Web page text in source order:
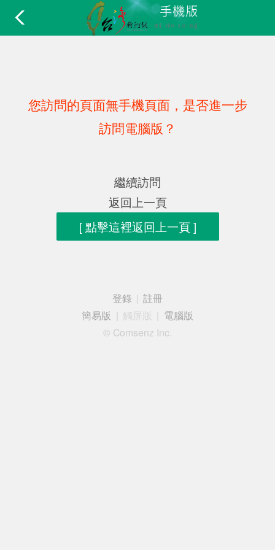
您訪問的頁面無手機頁面，是否進一步
訪問電腦版？
繼續訪問
返回上一頁
[ 點擊這裡返回上一頁 ]
登錄
註冊
簡易版
觸屏版
電腦版
© Comsenz Inc.